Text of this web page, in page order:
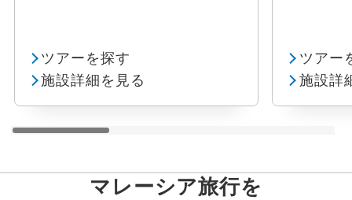
ツアーを探す
施設詳細を見る
ツアー
施設詳
マレーシア旅行を